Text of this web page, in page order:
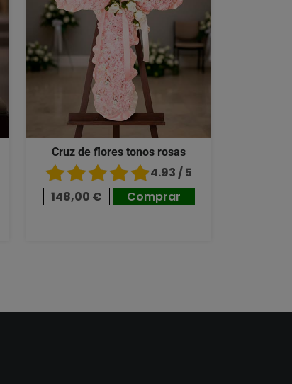
Cruz de flores tonos rosas
4.93 / 5
148,00 €
Comprar